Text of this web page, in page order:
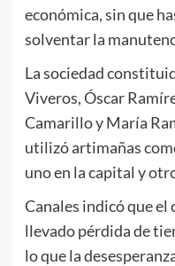
económica, sin que
solventar la
La sociedad
Viveros, Óscar
Camarillo y María
utilizó artimañas
uno en la capital y
Canales indicó que el
llevado pérdida de
lo que la